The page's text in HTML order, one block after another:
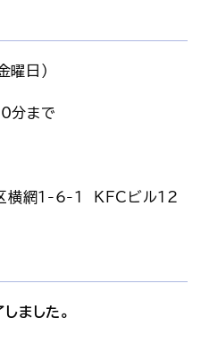
曜日)
分まで
区横網1-6-1　KFCビル12
ました。